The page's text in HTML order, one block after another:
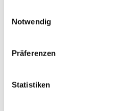
Notwendig
Präferenzen
StatistikenDies könnte